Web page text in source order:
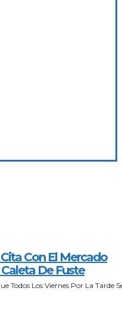
Con El Mercado
De Fuste
Los Viernes Por La Tarde